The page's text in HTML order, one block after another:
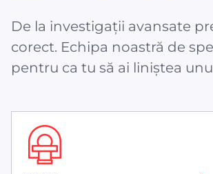
De la investigații avansate
corect. Echipa noastră de
pentru ca tu să ai liniștea